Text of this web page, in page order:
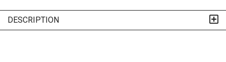
DESCRIPTION